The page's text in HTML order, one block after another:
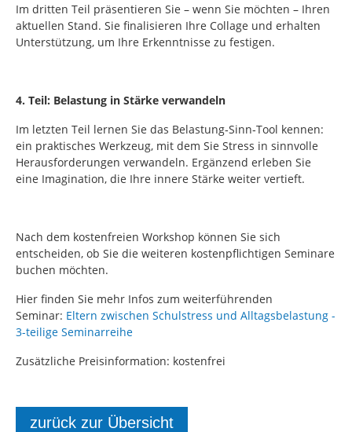
Im dritten Teil präsentieren Sie – wenn Sie möchten – Ihren
aktuellen Stand. Sie finalisieren Ihre Collage und erhalten
Unterstützung, um Ihre Erkenntnisse zu festigen.
4. Teil: Belastung in Stärke verwandeln
Im letzten Teil lernen Sie das Belastung‑Sinn‑Tool kennen:
ein praktisches Werkzeug, mit dem Sie Stress in sinnvolle
Herausforderungen verwandeln. Ergänzend erleben Sie
eine Imagination, die Ihre innere Stärke weiter vertieft.
Nach dem kostenfreien Workshop können Sie sich
entscheiden, ob Sie die weiteren kostenpflichtigen Seminare
buchen möchten.
Hier finden Sie mehr Infos zum weiterführenden
Seminar: Eltern zwischen Schulstress und Alltagsbelastung -
3-teilige Seminarreihe
Zusätzliche Preisinformation: kostenfrei
zurück zur Übersicht